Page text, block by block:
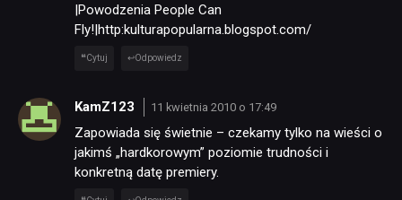
|Powodzenia People Can
Fly!|http:kulturapopularna.blogspot.com/
Cytuj Odpowiedz
KamZ123 11 kwietnia 2010 o 17:49
Zapowiada się świetnie – czekamy tylko na wieści o
jakimś „hardkorowym” poziomie trudności i
konkretną datę premiery.